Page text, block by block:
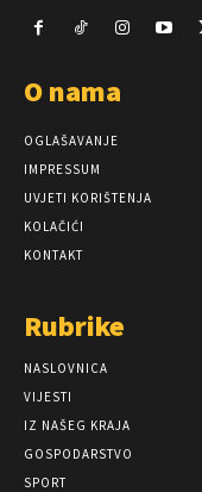
O nama
OGLAŠAVANJE
IMPRESSUM
UVJETI KORIŠTENJA
KOLAČIĆI
KONTAKT
Rubrike
NASLOVNICA
VIJESTI
IZ NAŠEG KRAJA
GOSPODARSTVO
SPORT